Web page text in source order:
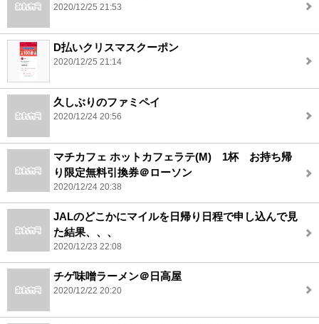
2020/12/25 21:53
D払いクリスマスクーポン
2020/12/25 21:14
久しぶりのファミペイ
2020/12/24 20:56
マチカフェ ホットカフェラテ(M) 1杯 お持ち帰
り限定無料引換券＠ローソン
2020/12/24 20:38
JALのどこかにマイルを日帰り日程で申し込んで見
た結果、、、
2020/12/23 22:08
チゲ味噌ラーメン＠日高屋
2020/12/22 20:20